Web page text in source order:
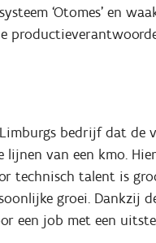
‘Otomes’ en
bedrijf dat de
van een kmo.
technisch talent is
groei. Dankzij
een job met een